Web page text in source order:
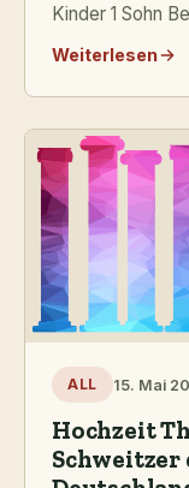
Kinder 1 Sohn
Weiterlesen
ALL 15. Mai
Hochzeit
Schweitzer